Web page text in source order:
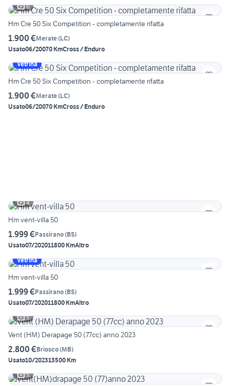
6
Hm Cre 50 Six Competition - completamente rifatta
1.900 €Merate(LC)
Usato06/20070 KmCross / Enduro
Vetrina
Hm Cre 50 Six Competition - completamente rifatta
1.900 €Merate(LC)
Usato06/20070 KmCross / Enduro
4
Hm vent-villa 50
1.999 €Passirano(BS)
Usato07/202011800 KmAltro
Vetrina
Hm vent-villa 50
1.999 €Passirano(BS)
Usato07/202011800 KmAltro
5
Vent (HM) Derapage 50 (77cc) anno 2023
2.800 €Briosco(MB)
Usato10/202313500 Km
5